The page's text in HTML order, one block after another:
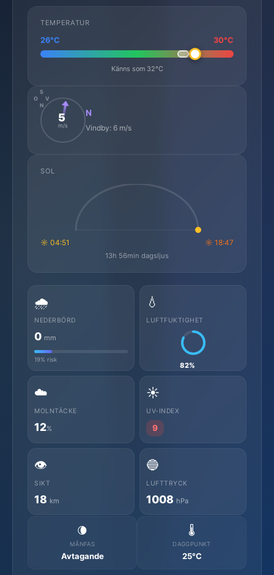
TEMPERATUR
26°C 30°C
Känns som 32°C
N
S
O
V
5
m/s
N
Vindby: 6 m/s
SOL
☼ 04:51 ☼ 18:47
13h 56min dagsljus
🌧️
NEDERBÖRD
0 mm
19% risk
💧
LUFTFUKTIGHET
82%
☁️
MOLNTÄCKE
12%
☀️
UV-INDEX
9
👁️
SIKT
18 km
🔵
LUFTTRYCK
1008 hPa
🌘
MÅNFAS
Avtagande
🌡️
DAGGPUNKT
25°C